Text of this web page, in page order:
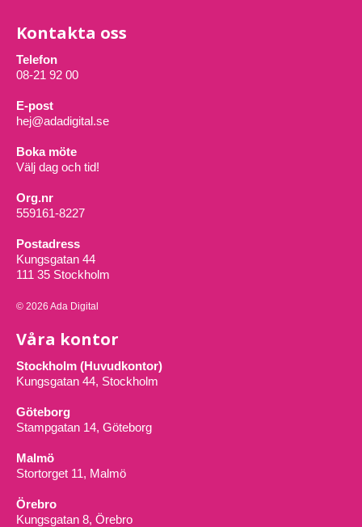
Kontakta oss
Telefon
08-21 92 00
E-post
hej@adadigital.se
Boka möte
Välj dag och tid!
Org.nr
559161-8227
Postadress
Kungsgatan 44
111 35 Stockholm
© 2026 Ada Digital
Våra kontor
Stockholm (Huvudkontor)
Kungsgatan 44, Stockholm
Göteborg
Stampgatan 14, Göteborg
Malmö
Stortorget 11, Malmö
Örebro
Kungsgatan 8, Örebro